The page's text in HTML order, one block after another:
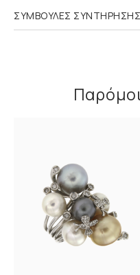
ΣΥΜΒΟΥΛΕΣ ΣΥΝΤΗΡΗΣΗΣ